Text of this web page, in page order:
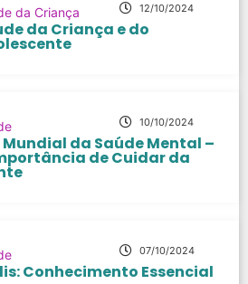
da Criança 12/10/2024
da Criança e do
10/10/2024
Mundial da Saúde Mental –
de Cuidar da
07/10/2024
Conhecimento Essencial